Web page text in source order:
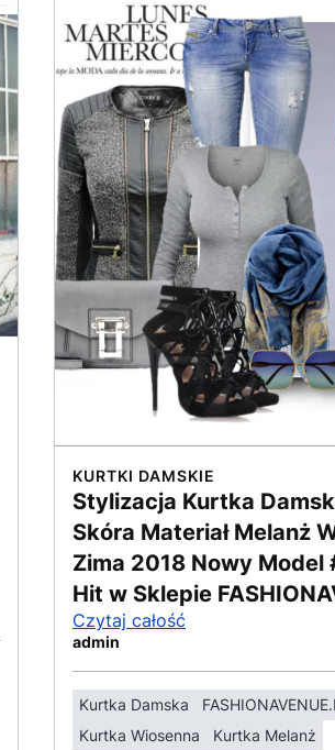
KURTKI DAMSKIE
Stylizacja Kurtka
Skóra Materiał Melanż
Zima 2018 Nowy Model
Hit w Sklepie
Czytaj całość
admin
Kurtka Damska
Kurtka Wiosenna
Kurtka Melanż